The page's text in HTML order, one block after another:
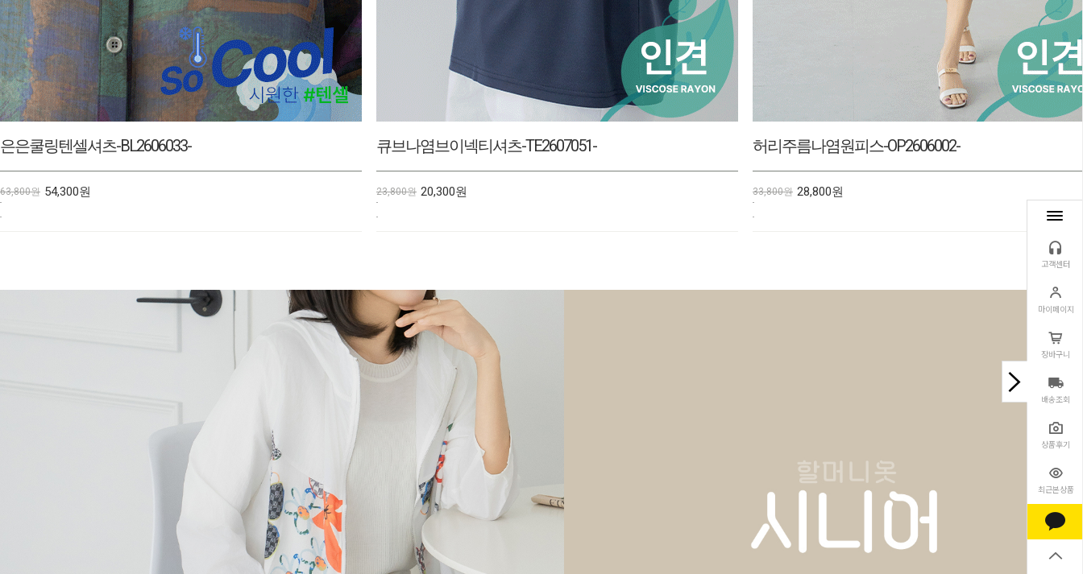
고객센터
마이페이지
장바구니
배송조회
상품후기
최근본상품
큐브나염브이넥티셔츠-TE2607051-
23,800원 20,300원
허리주름나염원피스-OP2606002-
33,800원 28,800원
모던나염7부블라우스-BL2607080-
43,800원 37,300원